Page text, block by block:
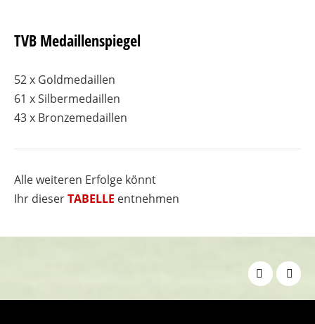
TVB Medaillenspiegel
52 x Goldmedaillen
61 x Silbermedaillen
43 x Bronzemedaillen
Alle weiteren Erfolge könnt
Ihr dieserTABELLE entnehmen